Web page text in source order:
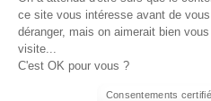
ce site vous intéresse avant de vous
déranger, mais on aimerait bien
visite...
C'est OK pour vous ?
Consentements